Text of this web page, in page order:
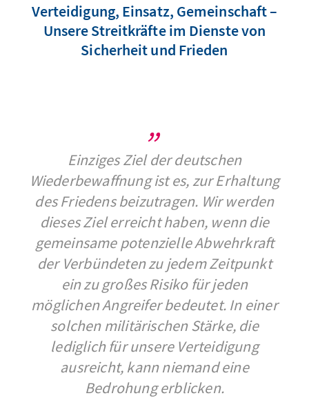
Verteidigung, Einsatz, Gemeinschaft –
Unsere Streitkräfte im Dienste von
Sicherheit und Frieden
Einziges Ziel der deutschen
Wiederbewaffnung ist es, zur Erhaltung
des Friedens beizutragen. Wir werden
dieses Ziel erreicht haben, wenn die
gemeinsame potenzielle Abwehrkraft
der Verbündeten zu jedem Zeitpunkt
ein zu großes Risiko für jeden
möglichen Angreifer bedeutet. In einer
solchen militärischen Stärke, die
lediglich für unsere Verteidigung
ausreicht, kann niemand eine
Bedrohung erblicken.